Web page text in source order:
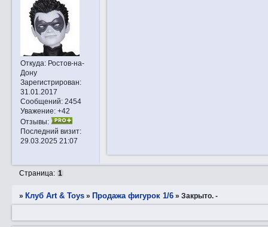
Откуда:Ростов-на-
Дону
Зарегистрирован:
31.01.2017
Сообщений:2454
Уважение: +42
Отзывы:
Последний визит:
29.03.2025 21:07
Страница: 1
» Клуб Art & Toys » Продажа фигурок 1/6 »Закрытo. -